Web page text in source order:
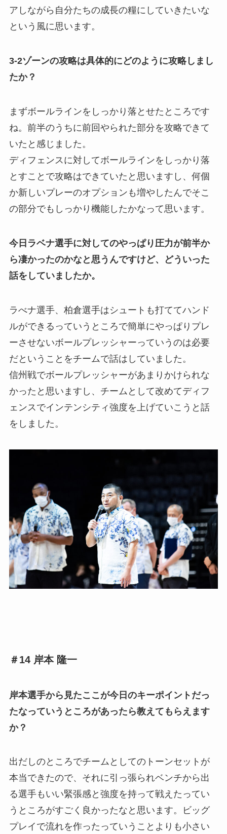
アしながら自分たちの成長の糧にしていきたいな
という風に思います。
3-2ゾーンの攻略は具体的にどのように攻略しまし
たか？
まずボールラインをしっかり落とせたところです
ね。 前半のうちに前回やられた部分を攻略できて
いたと感じました。
ディフェンスに対してボールラインをしっかり落
とすことで攻略はできていたと思いますし、何個
か新しいプレーのオプションも増やしたんでそこ
の部分でもしっかり機能したかなって思います。
今日ラベナ選手に対してのやっぱり圧力が前半か
ら凄かったのかなと思うんですけど、どういった
話をしていましたか。
ラべナ選手、柏倉選手はシュートも打ててハンド
ルができるっていうところで簡単にやっぱりプレ
ーさせないボールプレッシャーっていうのは必要
だということをチームで話はしていました。
信州戦でボールプレッシャーがあまりかけられな
かったと思いますし、チームとして改めてディフ
ェンスでインテンシティ強度を上げていこうと話
をしました。
＃14 岸本 隆一
岸本選手から見たここが今日のキーポイントだっ
たなっていうところがあったら教えてもらえます
か？
出だしのところでチームとしてのトーンセットが
本当できたので、それに引っ張られベンチから出
る選手もいい緊張感と強度を持って戦えたってい
うところがすごく良かったなと思います。
ビッグ
プレイで流れを作ったっていうことよりも小さい